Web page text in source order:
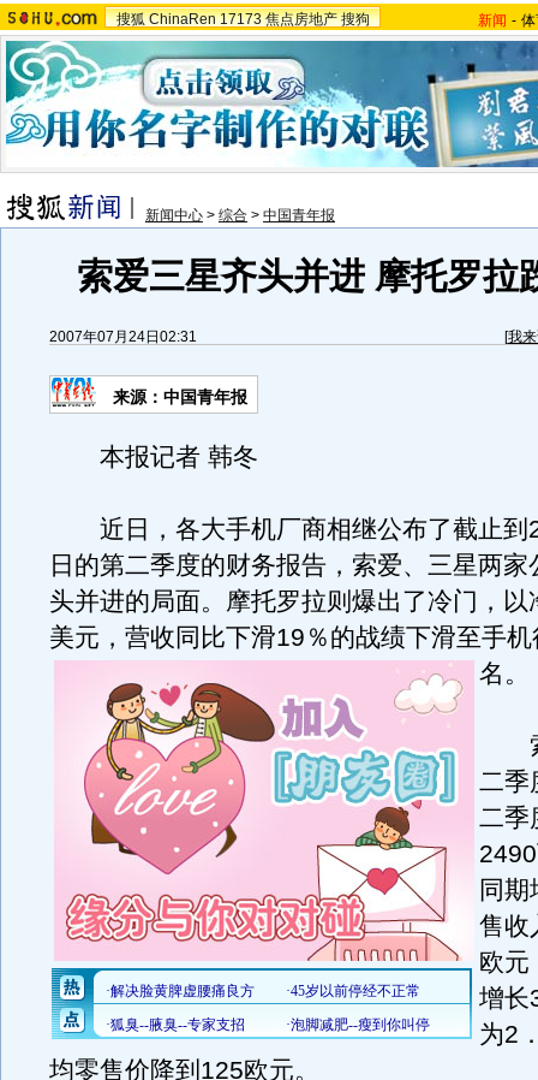
搜狐 ChinaRen 17173 焦点房地产 搜狗 新闻 -
新闻中心 > 综合 > 中国青年报
索爱三星齐头并进 摩托罗拉
2007年07月24日02:31 [我
来源：中国青年报
本报记者 韩冬
近日，各大手机厂商相继公布了截止到
日的第二季度的财务报告，索爱、三星两家
头并进的局面。摩托罗拉则爆出了冷门，
美元，营收同比下滑19％的战绩下滑至手
名。
索
二季
二季
同
售收
欧元
增长
为2
均零售价降到125欧元。